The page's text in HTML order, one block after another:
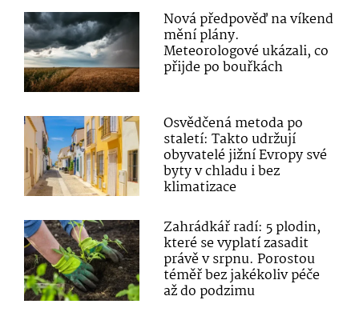
Nová předpověď na víkend
mění plány.
Meteorologové ukázali, co
přijde po bouřkách
Osvědčená metoda po
staletí: Takto udržují
obyvatelé jižní Evropy své
byty v chladu i bez
klimatizace
Zahrádkář radí: 5 plodin,
které se vyplatí zasadit
právě v srpnu. Porostou
téměř bez jakékoliv péče
až do podzimu